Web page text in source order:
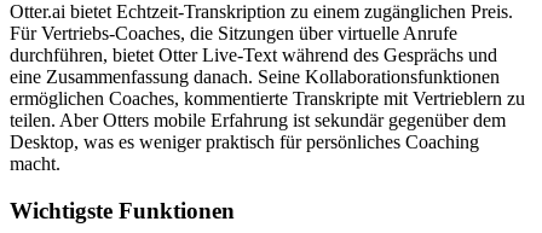
Otter.ai bietet Echtzeit-Transkription zu einem zugänglichen Preis.
Für Vertriebs-Coaches, die Sitzungen über virtuelle Anrufe
durchführen, bietet Otter Live-Text während des Gesprächs und
eine Zusammenfassung danach. Seine Kollaborationsfunktionen
ermöglichen Coaches, kommentierte Transkripte mit Vertrieblern zu
teilen. Aber Otters mobile Erfahrung ist sekundär gegenüber dem
Desktop, was es weniger praktisch für persönliches Coaching
macht.
Wichtigste Funktionen